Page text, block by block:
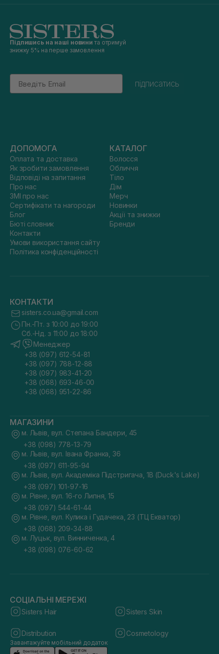
Підпишись на наші новини та отримуй
знижку 5% на перше замовлення
Email
підписатись
ДОПОМОГА
Оплата та доставка
Як зробити замовлення
Відповіді на запитання
Про нас
ЗМІ про нас
Сертифікати та нагороди
Блог
Бюті словник
Контакти
Умови використання сайту
Політика конфіденційності
КАТАЛОГ
Волосся
Обличчя
Тіло
Дім
Мерч
Новинки
Акції та знижки
Бренди
КОНТАКТИ
sisters.co.ua@gmail.com
Пн.-Пт. з 10:00 до 19:00
Сб.-Нд. з 11:00 до 18:00
Менеджер
+38 (097) 612-54-81
+38 (097) 788-12-88
+38 (097) 983-41-20
+38 (068) 693-46-00
+38 (068) 951-22-86
МАГАЗИНИ
м. Львів, вул. Степана Бандери, 45
+38 (098) 778-13-79
м. Львів, вул. Івана Франка, 36
+38 (097) 611-95-94
м. Львів, вул. Академіка Підстригача, 1В (Duck's Lake)
+38 (097) 101-97-16
м. Рівне, вул. 16-го Липня, 15
+38 (097) 544-61-44
м. Рівне, вул. Кулика і Гудачека, 23 (ТЦ Екватор)
+38 (068) 209-34-88
м. Луцьк, вул. Винниченка, 4
+38 (098) 076-60-62
СОЦІАЛЬНІ МЕРЕЖІ
Sisters Hair Sisters Skin
Distribution Cosmetology
Завантажуйте мобільний додаток